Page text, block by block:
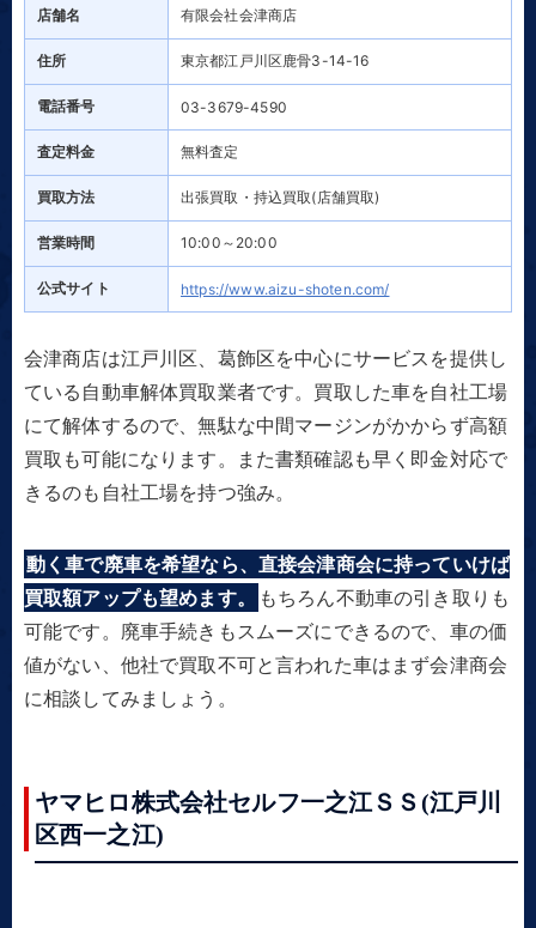
店舗名 有限会社会津商店
住所 東京都江戸川区鹿骨3-14-16
電話番号 03-3679-4590
査定料金 無料査定
買取方法 出張買取・持込買取(店舗買取)
営業時間 10:00～20:00
公式サイト https://www.aizu-shoten.com/
会津商店は江戸川区、葛飾区を中心にサービスを提供し
ている自動車解体買取業者です。買取した車を自社工場
にて解体するので、無駄な中間マージンがかからず高額
買取も可能になります。また書類確認も早く即金対応で
きるのも自社工場を持つ強み。
動く車で廃車を希望なら、直接会津商会に持っていけば
買取額アップも望めます。
もちろん不動車の引き取りも
可能です。廃車手続きもスムーズにできるので、車の価
値がない、他社で買取不可と言われた車はまず会津商会
に相談してみましょう。
ヤマヒロ株式会社セルフ一之江ＳＳ(江戸川
区西一之江)